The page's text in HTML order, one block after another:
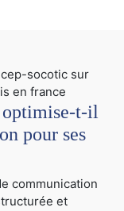
optimise-t-il
pour ses
communication
et